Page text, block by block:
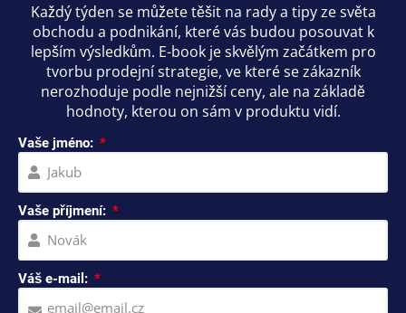
Každý týden se můžete těšit na rady a tipy ze světa
obchodu a podnikání, které vás budou posouvat k
lepším výsledkům. E-book je skvělým začátkem pro
tvorbu prodejní strategie, ve které se zákazník
nerozhoduje podle nejnižší ceny, ale na základě
hodnoty, kterou on sám v produktu vidí.
Vaše jméno:
Vaše příjmení:
Váš e-mail: